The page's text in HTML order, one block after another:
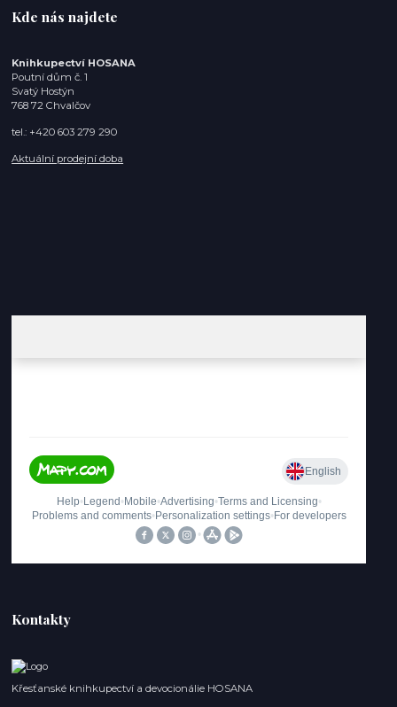
Kde nás najdete
Knihkupectví HOSANA
Poutní dům č. 1
Svatý Hostýn
768 72 Chvalčov
tel.: +420 603 279 290
Aktuální prodejní doba
Kontakty
Křesťanské knihkupectví a devocionálie HOSANA